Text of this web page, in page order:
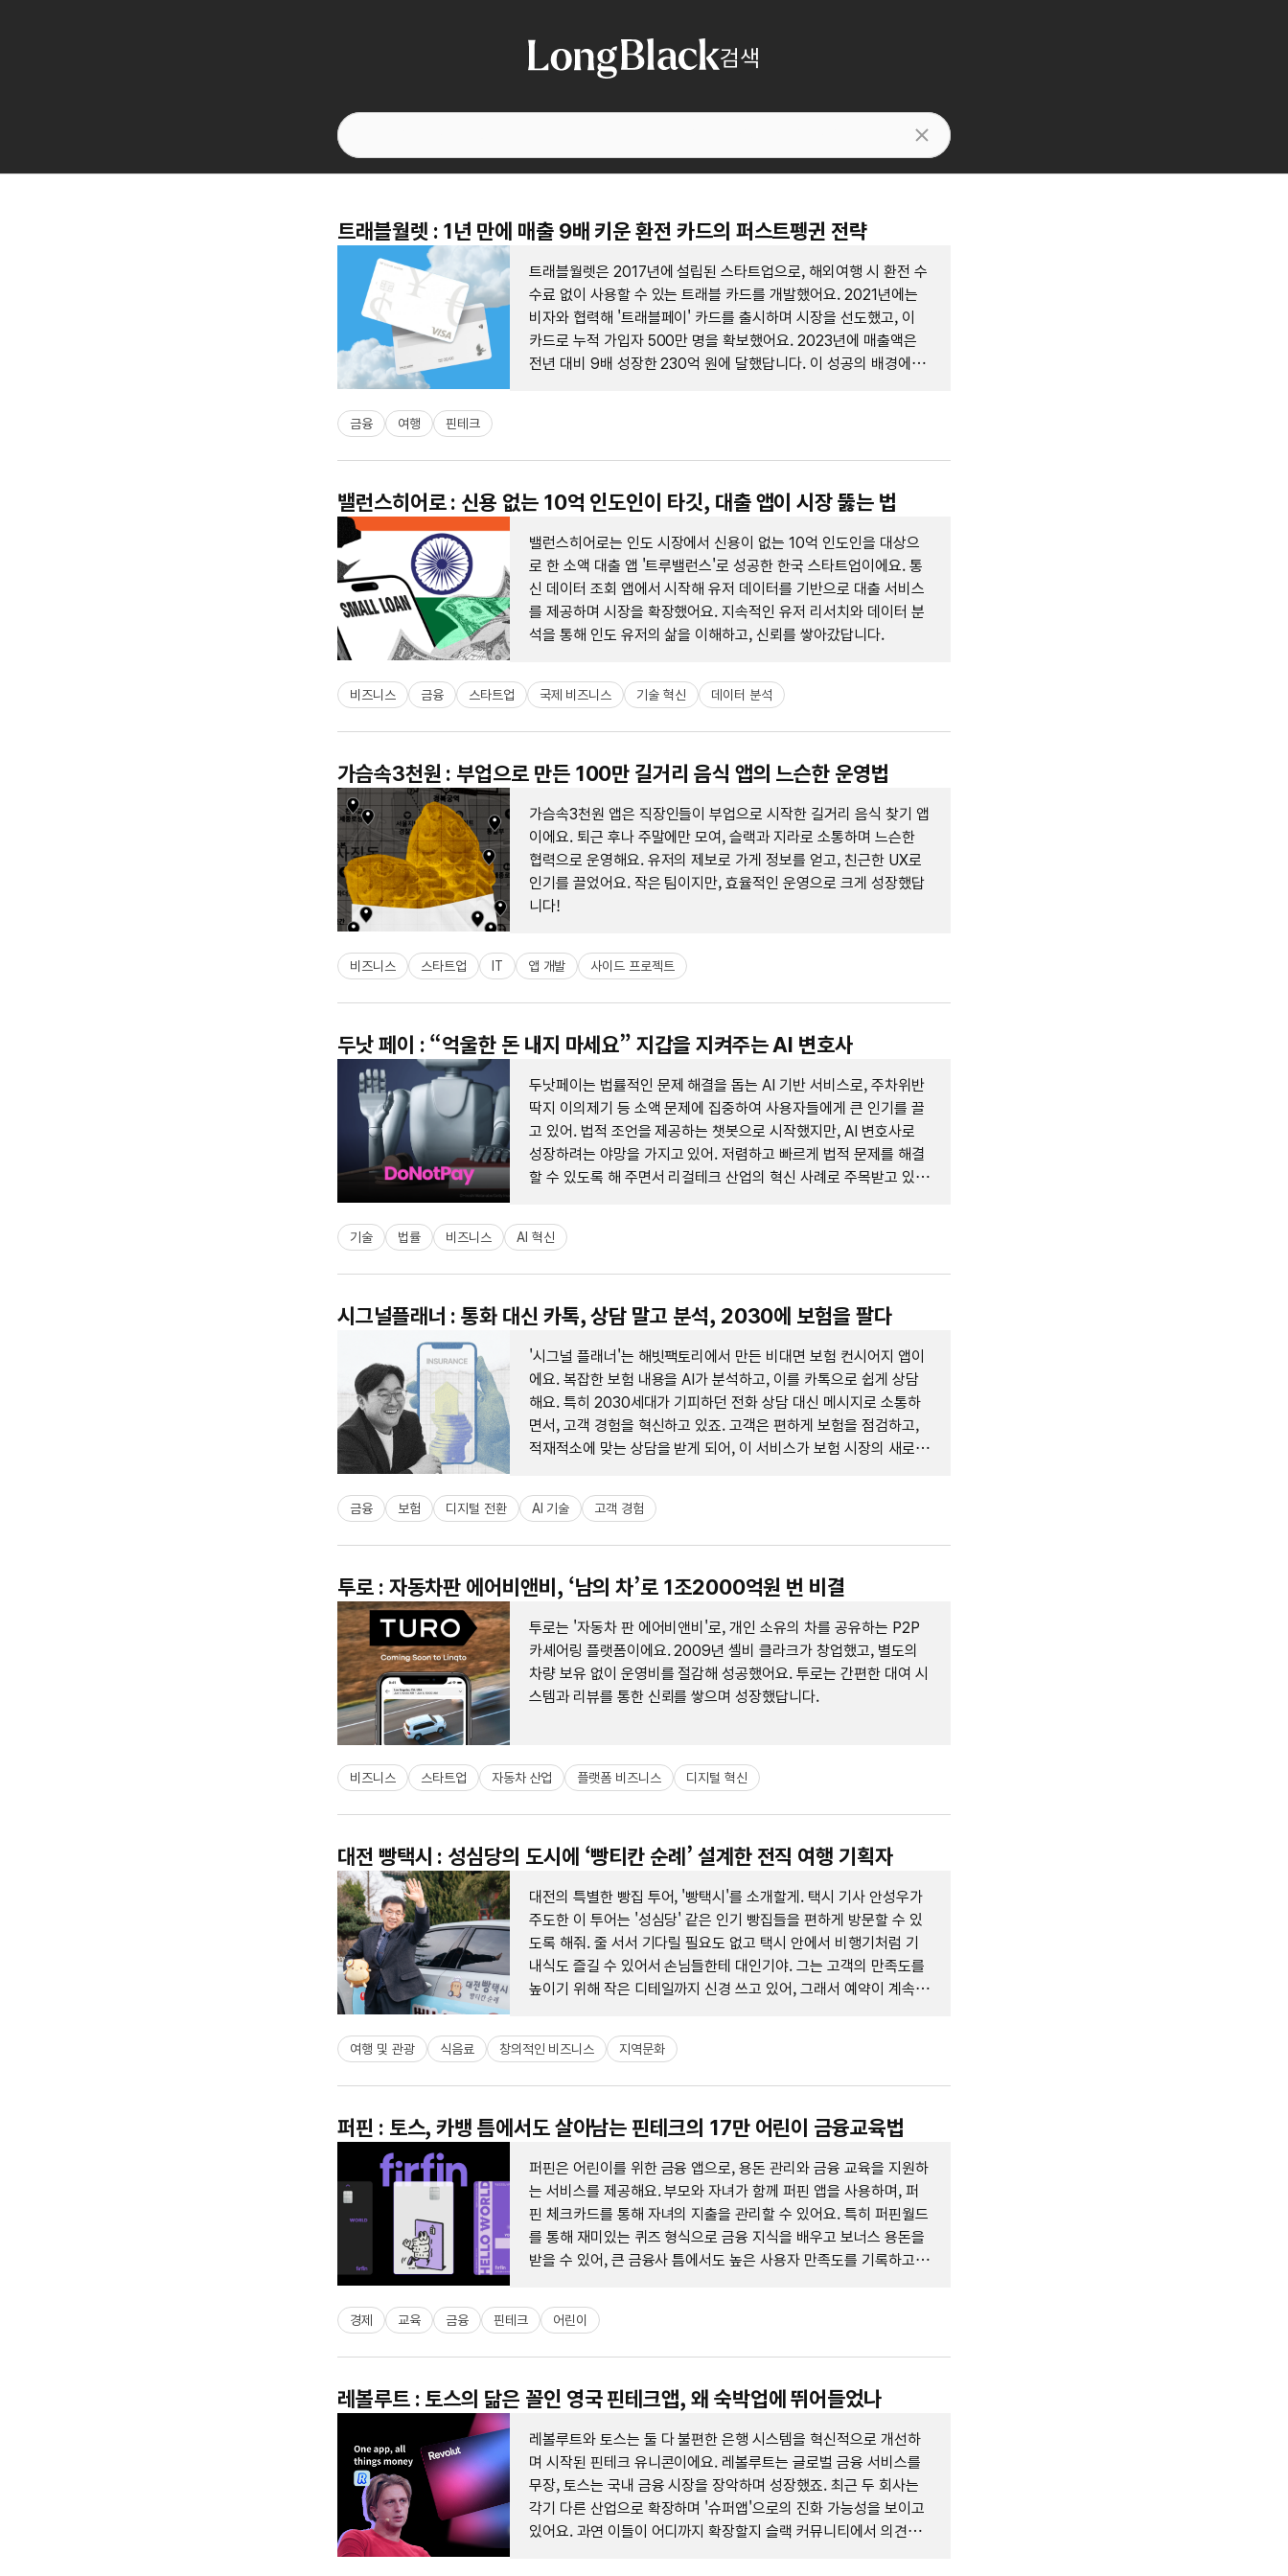
검색
트래블월렛 : 1년 만에 매출 9배 키운 환전 카드의 퍼스트펭귄 전략
트래블월렛은 2017년에 설립된 스타트업으로, 해외여행 시 환전 수
수료 없이 사용할 수 있는 트래블 카드를 개발했어요. 2021년에는
비자와 협력해 '트래블페이' 카드를 출시하며 시장을 선도했고, 이
카드로 누적 가입자 500만 명을 확보했어요. 2023년에 매출액은
전년 대비 9배 성장한 230억 원에 달했답니다. 이 성공의 배경에는
금융 여행 핀테크
밸런스히어로 : 신용 없는 10억 인도인이 타깃, 대출 앱이 시장 뚫는 법
밸런스히어로는 인도 시장에서 신용이 없는 10억 인도인을 대상으
로 한 소액 대출 앱 '트루밸런스'로 성공한 한국 스타트업이에요. 통
신 데이터 조회 앱에서 시작해 유저 데이터를 기반으로 대출 서비스
를 제공하며 시장을 확장했어요. 지속적인 유저 리서치와 데이터 분
석을 통해 인도 유저의 삶을 이해하고, 신뢰를 쌓아갔답니다.
비즈니스 금융 스타트업 국제 비즈니스 기술 혁신 데이터 분석
가슴속3천원 : 부업으로 만든 100만 길거리 음식 앱의 느슨한 운영법
가슴속3천원 앱은 직장인들이 부업으로 시작한 길거리 음식 찾기 앱
이에요. 퇴근 후나 주말에만 모여, 슬랙과 지라로 소통하며 느슨한
협력으로 운영해요. 유저의 제보로 가게 정보를 얻고, 친근한 UX로
인기를 끌었어요. 작은 팀이지만, 효율적인 운영으로 크게 성장했답
니다!
비즈니스 스타트업 IT 앱 개발 사이드 프로젝트
두낫 페이 : “억울한 돈 내지 마세요” 지갑을 지켜주는 AI 변호사
두낫페이는 법률적인 문제 해결을 돕는 AI 기반 서비스로, 주차위반
딱지 이의제기 등 소액 문제에 집중하여 사용자들에게 큰 인기를 끌
고 있어. 법적 조언을 제공하는 챗봇으로 시작했지만, AI 변호사로
성장하려는 야망을 가지고 있어. 저렴하고 빠르게 법적 문제를 해결
할 수 있도록 해 주면서 리걸테크 산업의 혁신 사례로 주목받고 있
기술 법률 비즈니스 AI 혁신
시그널플래너 : 통화 대신 카톡, 상담 말고 분석, 2030에 보험을 팔다
'시그널 플래너'는 해빗팩토리에서 만든 비대면 보험 컨시어지 앱이
에요. 복잡한 보험 내용을 AI가 분석하고, 이를 카톡으로 쉽게 상담
해요. 특히 2030세대가 기피하던 전화 상담 대신 메시지로 소통하
면서, 고객 경험을 혁신하고 있죠. 고객은 편하게 보험을 점검하고,
적재적소에 맞는 상담을 받게 되어, 이 서비스가 보험 시장의 새로운
금융 보험 디지털 전환 AI 기술 고객 경험
투로 : 자동차판 에어비앤비, ‘남의 차’로 1조2000억원 번 비결
투로는 '자동차 판 에어비앤비'로, 개인 소유의 차를 공유하는 P2P
카셰어링 플랫폼이에요. 2009년 셸비 클라크가 창업했고, 별도의
차량 보유 없이 운영비를 절감해 성공했어요. 투로는 간편한 대여 시
스템과 리뷰를 통한 신뢰를 쌓으며 성장했답니다.
비즈니스 스타트업 자동차 산업 플랫폼 비즈니스 디지털 혁신
대전 빵택시 : 성심당의 도시에 ‘빵티칸 순례’ 설계한 전직 여행 기획자
대전의 특별한 빵집 투어, '빵택시'를 소개할게. 택시 기사 안성우가
주도한 이 투어는 '성심당' 같은 인기 빵집들을 편하게 방문할 수 있
도록 해줘. 줄 서서 기다릴 필요도 없고 택시 안에서 비행기처럼 기
내식도 즐길 수 있어서 손님들한테 대인기야. 그는 고객의 만족도를
높이기 위해 작은 디테일까지 신경 쓰고 있어, 그래서 예약이 계속
금하지 않아?
여행 및 관광 식음료 창의적인 비즈니스 지역문화
퍼핀 : 토스, 카뱅 틈에서도 살아남는 핀테크의 17만 어린이 금융교육법
퍼핀은 어린이를 위한 금융 앱으로, 용돈 관리와 금융 교육을 지원하
는 서비스를 제공해요. 부모와 자녀가 함께 퍼핀 앱을 사용하며, 퍼
핀 체크카드를 통해 자녀의 지출을 관리할 수 있어요. 특히 퍼핀월드
를 통해 재미있는 퀴즈 형식으로 금융 지식을 배우고 보너스 용돈을
받을 수 있어, 큰 금융사 틈에서도 높은 사용자 만족도를 기록하고
경제 교육 금융 핀테크 어린이
레볼루트 : 토스의 닮은 꼴인 영국 핀테크앱, 왜 숙박업에 뛰어들었나
레볼루트와 토스는 둘 다 불편한 은행 시스템을 혁신적으로 개선하
며 시작된 핀테크 유니콘이에요. 레볼루트는 글로벌 금융 서비스를
무장, 토스는 국내 금융 시장을 장악하며 성장했죠. 최근 두 회사는
각기 다른 산업으로 확장하며 '슈퍼앱'으로의 진화 가능성을 보이고
있어요. 과연 이들이 어디까지 확장할지 슬랙 커뮤니티에서 의견을